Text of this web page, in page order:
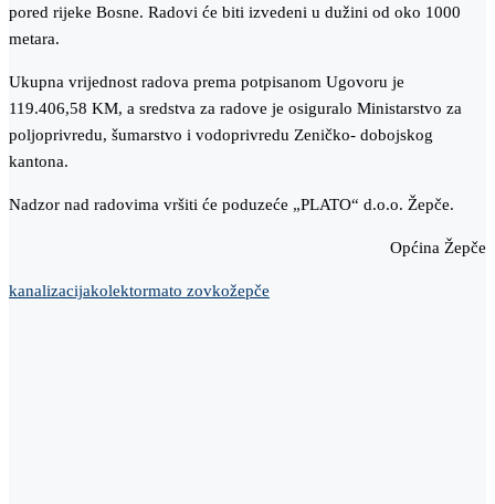
pored rijeke Bosne. Radovi će biti izvedeni u dužini od oko 1000
metara.
Ukupna vrijednost radova prema potpisanom Ugovoru je
119.406,58 KM, a sredstva za radove je osiguralo Ministarstvo za
poljoprivredu, šumarstvo i vodoprivredu Zeničko- dobojskog
kantona.
Nadzor nad radovima vršiti će poduzeće „PLATO“ d.o.o. Žepče.
Općina Žepče
kanalizacijakolektormato zovkožepče